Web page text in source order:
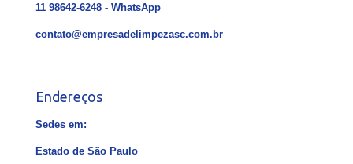
11 98642-6248 - WhatsApp
contato@empresadelimpezasc.com.br
Endereços
Sedes em:
Estado de São Paulo